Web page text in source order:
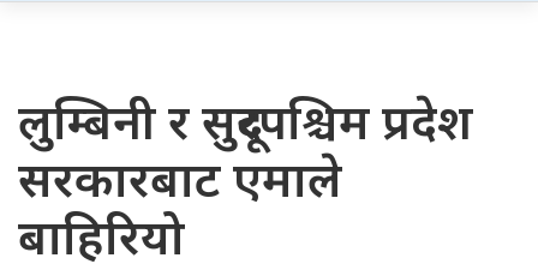
लुम्बिनी र सुदूरपश्चिम प्रदेश
सरकारबाट एमाले
बाहिरियो